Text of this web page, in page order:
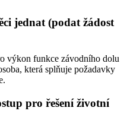
jednat (podat žádost
výkon funkce závodního dolu
která splňuje požadavky
pro řešení životní